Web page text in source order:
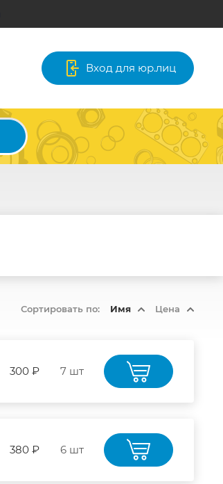
Вход для юр.лиц
Сортировать по: Имя Цена
300 ₽ 7 шт
380 ₽ 6 шт